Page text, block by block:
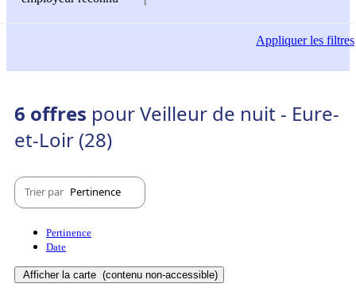
Appliquerles filtres
6 offres pour Veilleur de nuit - Eure-
et-Loir (28)
Trier par Pertinence
Pertinence
Date
Afficher la carte (contenu non-accessible)